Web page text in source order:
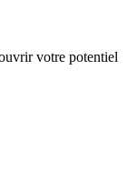
votre potentiel